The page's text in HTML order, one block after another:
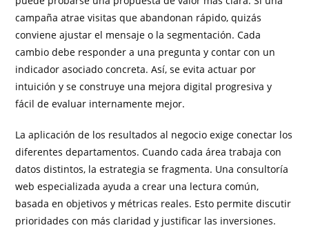
campaña atrae visitas que abandonan rápido, quizás
conviene ajustar el mensaje o la segmentación. Cada
cambio debe responder a una pregunta y contar con un
indicador asociado concreta. Así, se evita actuar por
intuición y se construye una mejora digital progresiva y
fácil de evaluar internamente mejor.
La aplicación de los resultados al negocio exige conectar los
diferentes departamentos. Cuando cada área trabaja con
datos distintos, la estrategia se fragmenta. Una consultoría
web especializada ayuda a crear una lectura común,
basada en objetivos y métricas reales. Esto permite discutir
prioridades con más claridad y justificar las inversiones.